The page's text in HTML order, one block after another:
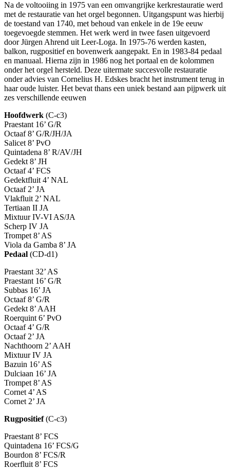
Na de voltooiing in 1975 van een omvangrijke kerkrestauratie werd
met de restauratie van het orgel begonnen. Uitgangspunt was hierbij
de toestand van 1740, met behoud van enkele in de 19e eeuw
toegevoegde stemmen. Het werk werd in twee fasen uitgevoerd
door Jürgen Ahrend uit Leer-Loga. In 1975-76 werden kasten,
balkon, rugpositief en bovenwerk aangepakt. En in 1983-84 pedaal
en manuaal. Hierna zijn in 1986 nog het portaal en de kolommen
onder het orgel hersteld. Deze uitermate succesvolle restauratie
onder advies van Cornelius H. Edskes bracht het instrument terug in
haar oude luister. Het bevat thans een uniek bestand aan pijpwerk uit
zes verschillende eeuwen
Hoofdwerk (C-c3)
Praestant 16’ G/R
Octaaf 8’ G/R/JH/JA
Salicet 8’ PvO
Quintadena 8’ R/AV/JH
Gedekt 8’ JH
Octaaf 4’ FCS
Gedektfluit 4’ NAL
Octaaf 2’ JA
Vlakfluit 2’ NAL
Tertiaan II JA
Mixtuur IV-VI AS/JA
Scherp IV JA
Trompet 8’ AS
Viola da Gamba 8’ JA
Pedaal (CD-d1)
Praestant 32’ AS
Praestant 16’ G/R
Subbas 16’ JA
Octaaf 8’ G/R
Gedekt 8’ AAH
Roerquint 6’ PvO
Octaaf 4’ G/R
Octaaf 2’ JA
Nachthoorn 2’ AAH
Mixtuur IV JA
Bazuin 16’ AS
Dulciaan 16’ JA
Trompet 8’ AS
Cornet 4’ AS
Cornet 2’ JA
Rugpositief(C-c3)
Praestant 8’ FCS
Quintadena 16’ FCS/G
Bourdon 8’ FCS/R
Roerfluit 8’ FCS